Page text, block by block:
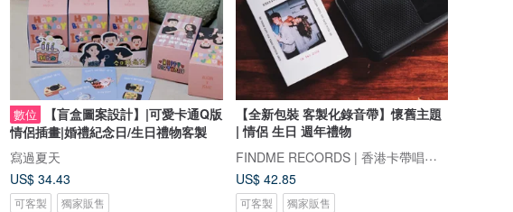
數位
【盲盒圖案設計】|可愛卡通Q版
情侶插畫|婚禮紀念日/生日禮物客製
寫過夏天
US$ 34.43
可客製 獨家販售
【全新包裝 客製化錄音帶】懷舊主題
| 情侶 生日 週年禮物
FINDME RECORDS | 香港卡帶唱片生活店
US$ 42.85
可客製 獨家販售